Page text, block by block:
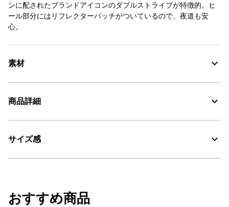
ンに配されたブランドアイコンのダブルストライプが特徴的。ヒ
ール部分にはリフレクターパッチがついているので、夜道も安
心。
素材
素材の特徴
商品詳細
・色：レオパード (005)
サイズ感
レギュラーフィット
おすすめ商品